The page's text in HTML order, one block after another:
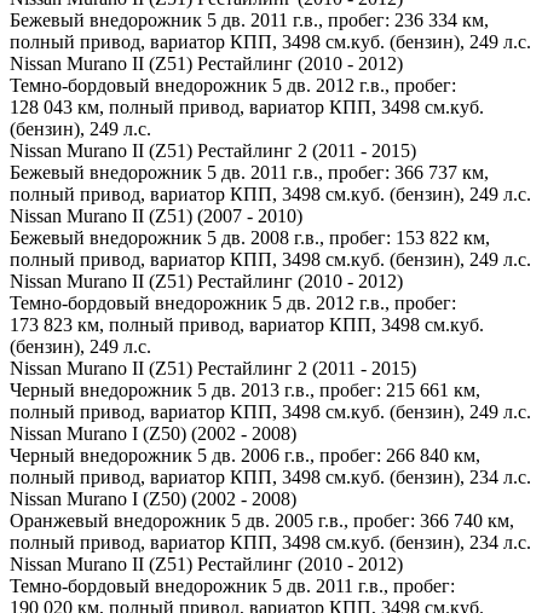
Бежевый внедорожник 5 дв. 2011 г.в., пробег: 236 334 км,
полный привод, вариатор КПП, 3498 см.куб. (бензин), 249 л.с.
Nissan Murano II (Z51) Рестайлинг (2010 - 2012)
Темно-бордовый внедорожник 5 дв. 2012 г.в., пробег:
128 043 км, полный привод, вариатор КПП, 3498 см.куб.
(бензин), 249 л.с.
Nissan Murano II (Z51) Рестайлинг 2 (2011 - 2015)
Бежевый внедорожник 5 дв. 2011 г.в., пробег: 366 737 км,
полный привод, вариатор КПП, 3498 см.куб. (бензин), 249 л.с.
Nissan Murano II (Z51) (2007 - 2010)
Бежевый внедорожник 5 дв. 2008 г.в., пробег: 153 822 км,
полный привод, вариатор КПП, 3498 см.куб. (бензин), 249 л.с.
Nissan Murano II (Z51) Рестайлинг (2010 - 2012)
Темно-бордовый внедорожник 5 дв. 2012 г.в., пробег:
173 823 км, полный привод, вариатор КПП, 3498 см.куб.
(бензин), 249 л.с.
Nissan Murano II (Z51) Рестайлинг 2 (2011 - 2015)
Черный внедорожник 5 дв. 2013 г.в., пробег: 215 661 км,
полный привод, вариатор КПП, 3498 см.куб. (бензин), 249 л.с.
Nissan Murano I (Z50) (2002 - 2008)
Черный внедорожник 5 дв. 2006 г.в., пробег: 266 840 км,
полный привод, вариатор КПП, 3498 см.куб. (бензин), 234 л.с.
Nissan Murano I (Z50) (2002 - 2008)
Оранжевый внедорожник 5 дв. 2005 г.в., пробег: 366 740 км,
полный привод, вариатор КПП, 3498 см.куб. (бензин), 234 л.с.
Nissan Murano II (Z51) Рестайлинг (2010 - 2012)
Темно-бордовый внедорожник 5 дв. 2011 г.в., пробег:
190 020 км, полный привод, вариатор КПП, 3498 см.куб.